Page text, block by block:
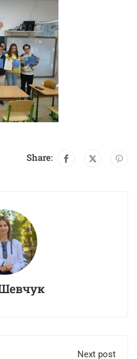
Share:
Next post